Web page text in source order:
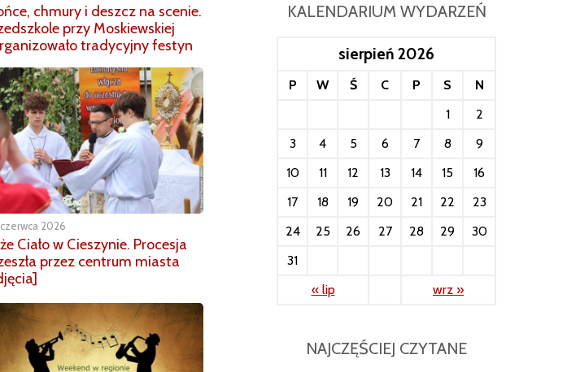
chmury i deszcz na scenie.
przy Moskiewskiej
tradycyjny festyn
2026
Ciało w Cieszynie. Procesja
przez centrum miasta
KALENDARIUM WYDARZEŃ
sierpień 2026
P W Ś C P S
N
1
2
3
4 5 6 7 8
9
10
11 12 13 14 15
16
17
18 19 20 21 22
23
24
25 26 27 28 29
30
31
« lip
wrz »
NAJCZĘŚCIEJ CZYTANE